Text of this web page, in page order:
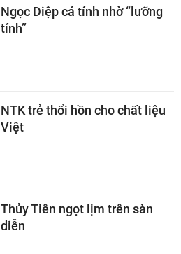
Ngọc Diệp cá tính nhờ “lưỡng
tính”
NTK trẻ thổi hồn cho chất liệu
Việt
Thủy Tiên ngọt lịm trên sàn
diễn